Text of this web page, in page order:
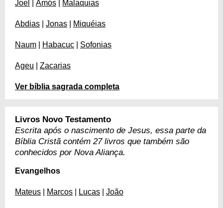
Joel Amós Malaquias
Abdias Jonas Miquéias
Naum Habacuc Sofonias
Ageu Zacarias
Ver bíblia sagrada completa
Livros Novo Testamento
Escrita após o nascimento de Jesus, essa parte da
Bíblia Cristã contém 27 livros que também são
conhecidos por Nova Aliança.
Evangelhos
Mateus Marcos Lucas João